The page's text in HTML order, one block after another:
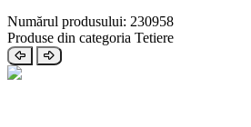
Numărul produsului: 230958
Produse din categoria Tetiere